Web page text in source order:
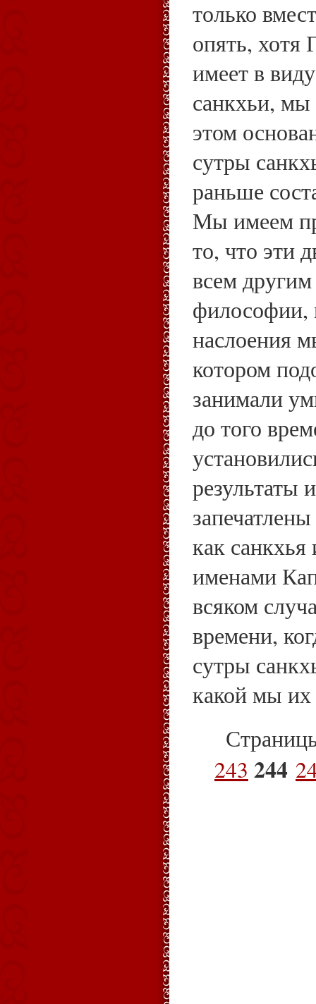
только
опять, хотя
имеет в
санкхьи, мы
этом
сутры
раньше
Мы имеем
то, что эти
всем
философии,
наслоения
котором
занимали
до того
результаты
как
именами
всяком
времени,
сутры
какой мы их
243 244